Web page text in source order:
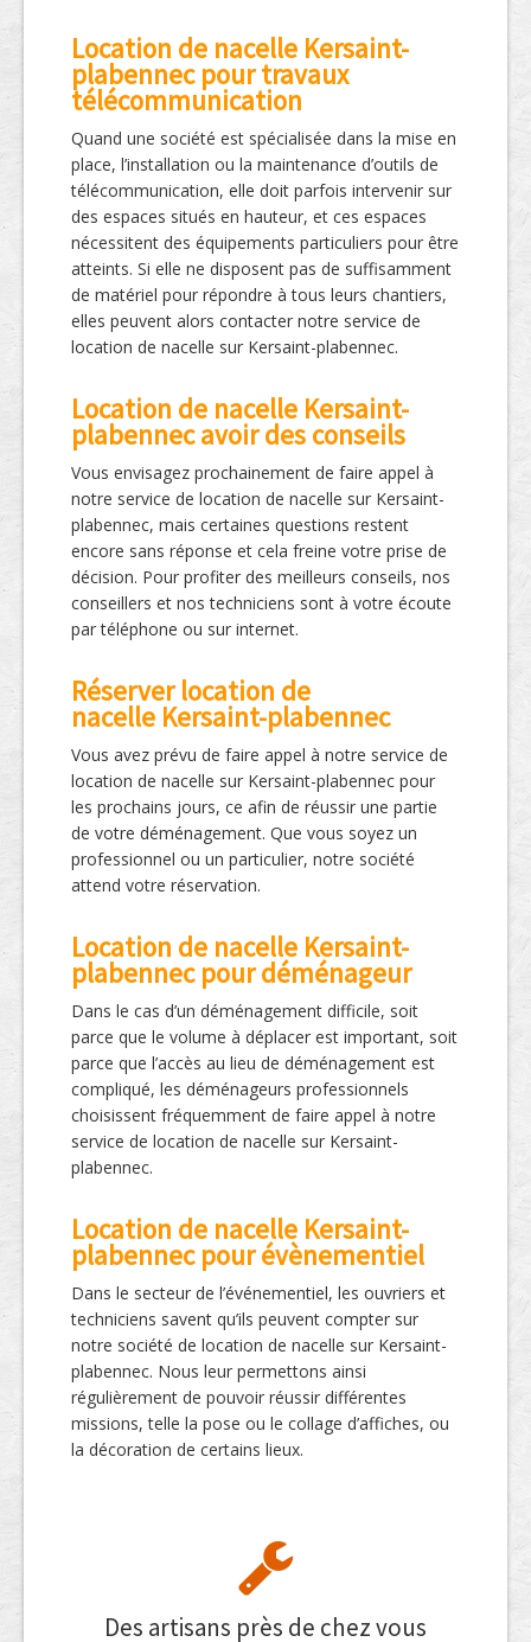
Location de nacelle Kersaint-
plabennec pour travaux
télécommunication
Quand une société est spécialisée dans la mise en
place, l’installation ou la maintenance d’outils de
télécommunication, elle doit parfois intervenir sur
des espaces situés en hauteur, et ces espaces
nécessitent des équipements particuliers pour être
atteints. Si elle ne disposent pas de suffisamment
de matériel pour répondre à tous leurs chantiers,
elles peuvent alors contacter notre service de
location de nacelle sur Kersaint-plabennec.
Location de nacelle Kersaint-
plabennec avoir des conseils
Vous envisagez prochainement de faire appel à
notre service de location de nacelle sur Kersaint-
plabennec, mais certaines questions restent
encore sans réponse et cela freine votre prise de
décision. Pour profiter des meilleurs conseils, nos
conseillers et nos techniciens sont à votre écoute
par téléphone ou sur internet.
Réserver location de
nacelle Kersaint-plabennec
Vous avez prévu de faire appel à notre service de
location de nacelle sur Kersaint-plabennec pour
les prochains jours, ce afin de réussir une partie
de votre déménagement. Que vous soyez un
professionnel ou un particulier, notre société
attend votre réservation.
Location de nacelle Kersaint-
plabennec pour déménageur
Dans le cas d’un déménagement difficile, soit
parce que le volume à déplacer est important, soit
parce que l’accès au lieu de déménagement est
compliqué, les déménageurs professionnels
choisissent fréquemment de faire appel à notre
service de location de nacelle sur Kersaint-
plabennec.
Location de nacelle Kersaint-
plabennec pour évènementiel
Dans le secteur de l’événementiel, les ouvriers et
techniciens savent qu’ils peuvent compter sur
notre société de location de nacelle sur Kersaint-
plabennec. Nous leur permettons ainsi
régulièrement de pouvoir réussir différentes
missions, telle la pose ou le collage d’affiches, ou
la décoration de certains lieux.
Des artisans près de chez vous